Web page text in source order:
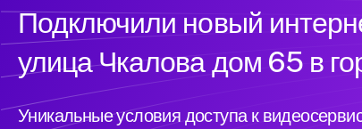
Подключили новый
улица Чкалова дом 65 в
Уникальные условия доступа к